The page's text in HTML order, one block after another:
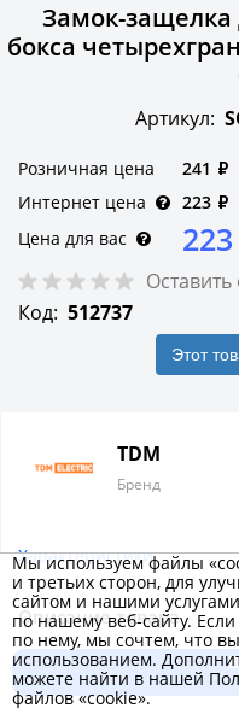
Замок-защелка
бокса
Артикул:
Розничная цена 241 ₽
Интернет цена
223 ₽
Цена для вас
223
Оставить
Код: 512737
Этот
TDM
Бренд
Характеристики
Описание товара
Назначение:br/
электрощитового
Мы используем файлы
и третьих сторон, для
сайтом и нашими
по нашему веб-сайту.
по нему, мы сочтем, что
использованием.
можете найти в нашей
файлов «cookie».